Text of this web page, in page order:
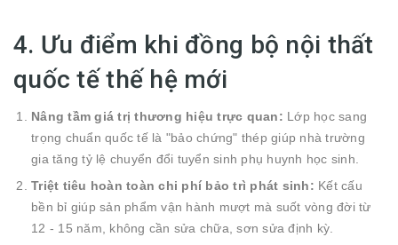
4. Ưu điểm khi đồng bộ nội thất
quốc tế thế hệ mới
Nâng tầm giá trị thương hiệu trực quan: Lớp học sang
trọng chuẩn quốc tế là "bảo chứng" thép giúp nhà trường
gia tăng tỷ lệ chuyển đổi tuyển sinh phụ huynh học sinh.
Triệt tiêu hoàn toàn chi phí bảo trì phát sinh: Kết cấu
bền bỉ giúp sản phẩm vận hành mượt mà suốt vòng đời từ
12 - 15 năm, không cần sửa chữa, sơn sửa định kỳ.